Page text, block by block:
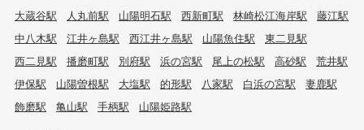
大蔵谷駅 人丸前駅 山陽明石駅 西新町駅 林崎松江海岸駅
藤江駅
中八木駅
江井ヶ島駅 西江井ヶ島駅 山陽魚住駅
東二見駅
西二見駅
播磨町駅 別府駅 浜の宮駅 尾上の松駅 高砂駅
荒井駅
伊保駅
山陽曽根駅 大塩駅 的形駅 八家駅 白浜の宮駅
妻鹿駅
飾磨駅
亀山駅 手柄駅 山陽姫路駅